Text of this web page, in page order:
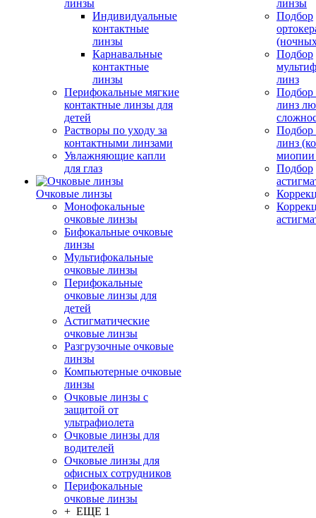
линзы
Индивидуальные
контактные
линзы
Карнавальные
контактные
линзы
Перифокальные мягкие
контактные линзы для
детей
Растворы по уходу за
контактными линзами
Увлажняющие капли
для глаз
Очковые линзы
Монофокальные
очковые линзы
Бифокальные очковые
линзы
Мультифокальные
очковые линзы
Перифокальные
очковые линзы для
детей
Астигматические
очковые линзы
Разгрузочные очковые
линзы
Компьютерные очковые
линзы
Очковые линзы с
защитой от
ультрафиолета
Очковые линзы для
водителей
Очковые линзы для
офисных сотрудников
Перифокальные
очковые линзы
+ ЕЩЕ 1
линзы
Подбор
Подбор
линз
Подбор
линз
Подбор
линз
миопии
Подбор